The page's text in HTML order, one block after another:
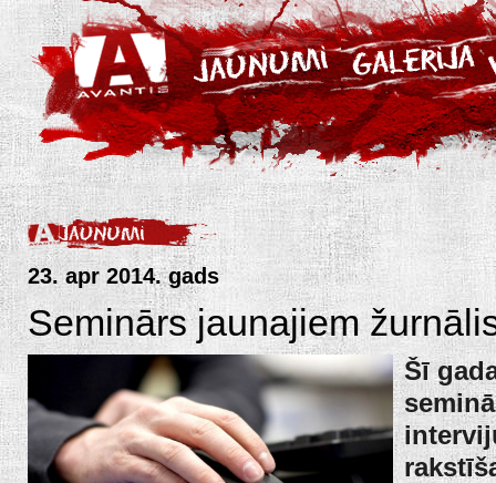
23. apr 2014. gads
Seminārs jaunajiem
Šī